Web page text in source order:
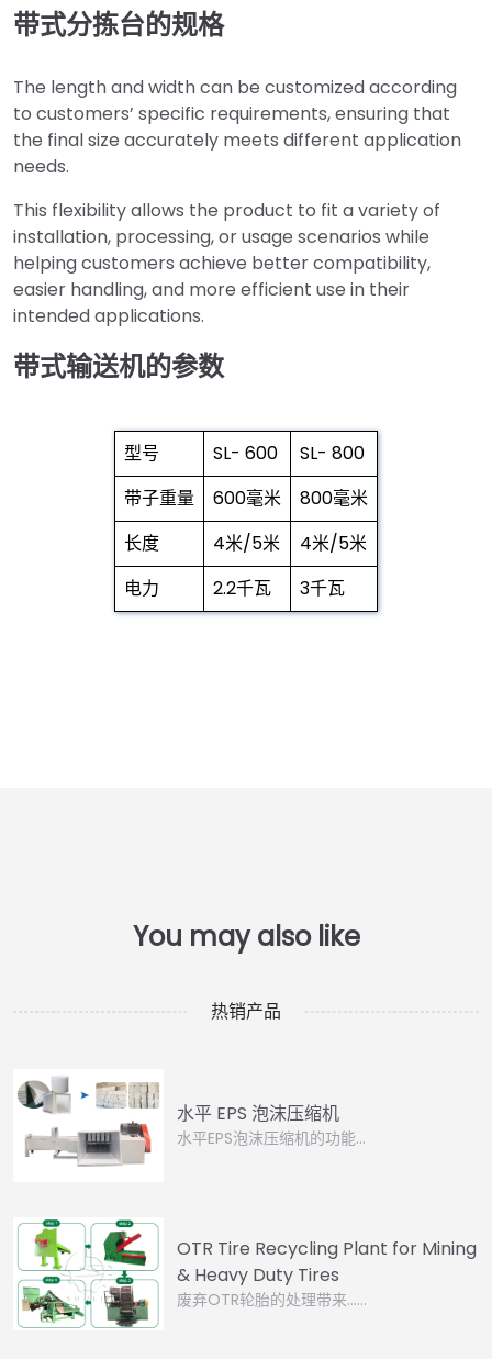
带式分拣台的规格
The length and width can be customized according
to customers’ specific requirements, ensuring that
the final size accurately meets different application
needs.
This flexibility allows the product to fit a variety of
installation, processing, or usage scenarios while
helping customers achieve better compatibility,
easier handling, and more efficient use in their
intended applications.
带式输送机的参数
型号 SL- 600
SL- 800
带子重量
600毫米
800毫米
长度
4米/5米
4米/5米
电力
2.2千瓦 3千瓦
热销产品
水平 EPS 泡沫压缩机
水平EPS泡沫压缩机的功能…
OTR Tire Recycling Plant for Mining
& Heavy Duty Tires
废弃OTR轮胎的处理带来……